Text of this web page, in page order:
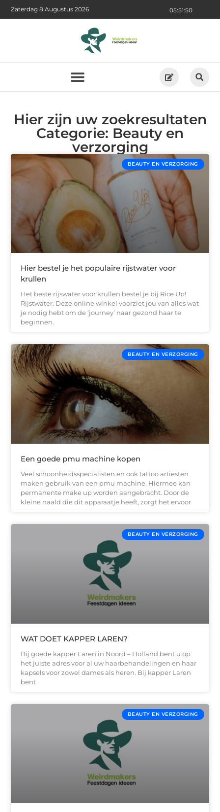
05:51:50
Zaterdag 8 Augustus 2026
Hier zijn uw zoekresultaten
Categorie: Beauty en
verzorging
BEAUTY EN VERZORGING
Hier bestel je het populaire rijstwater voor
krullen
Het beste rijswater voor krullen bestel je bij Rice Up!
Rijstwater. Deze online winkel voorziet jou van alles wat
je nodig hebt om de ‘journey’ naar gezond haar te
beginnen.
BEAUTY EN VERZORGING
Een goede pmu machine kopen
Veel schoonheidsspecialisten en ook tattoo artiesten
maken gebruik van een pmu machine. Hiermee kan
permanente make up worden aangebracht. Door de
kleine naald die dit apparaatje heeft, zorgt het ervoor
BEAUTY EN VERZORGING
WAT DOET KAPPER LAREN?
Bij goede kapper Laren in Noord – Holland bent u op
het juiste adres voor al uw haarbehandelingen en haar
kapsels voor zowel dames als heren. Bij kapper Laren
bent
BEAUTY EN VERZORGING